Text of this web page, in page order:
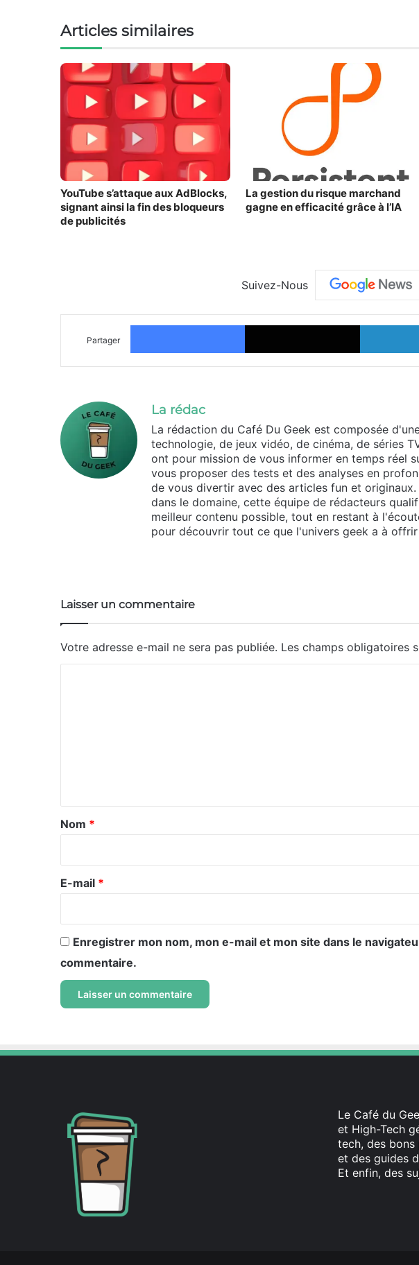
Articles similaires
YouTube s’attaque aux AdBlocks,
signant ainsi la fin des bloqueurs
de publicités
La gestion du risque marchand
gagne en efficacité grâce à l’IA
Suivez-Nous
Partager
Facebook X
La rédac
La rédaction du Café Du Geek est composée
technologie, de jeux vidéo, de cinéma, de séries
ont pour mission de vous informer en temps réel
vous proposer des tests et des analyses en
de vous divertir avec des articles fun et
dans le domaine, cette équipe de rédacteurs
meilleur contenu possible, tout en restant à
pour découvrir tout ce que l'univers geek a à offrir
Laisser un commentaire
Votre adresse e-mail ne sera pas publiée. Les champs obligatoires
a
e
Nom *
E-mail *
Enregistrer mon nom, mon e-mail et mon site dans le
commentaire.
Le Café du
et High-Tech
tech, des
et des guides
Et enfin, des